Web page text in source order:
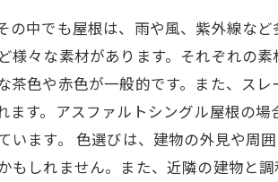
中でも屋根は、雨や風、紫外線な
々な素材があります。それぞれの
色や赤色が一般的です。また、ス
す。アスファルトシングル屋根の
ます。 色選びは、建物の外見や周
しれません。また、近隣の建物と